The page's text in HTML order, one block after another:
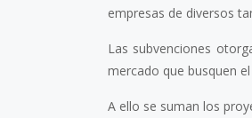
empresas de diversos
Las subvenciones
mercado que busquen
A ello se suman los